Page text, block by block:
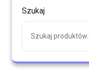
Szukaj